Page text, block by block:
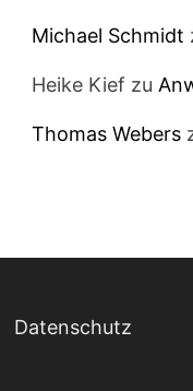
Michael Schmidt
Heike Kief zu
Thomas Webers
Datenschutz